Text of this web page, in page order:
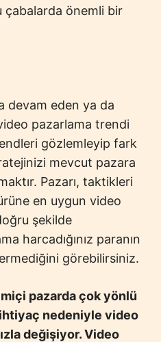
çabalarda önemli bir
devam eden ya da
pazarlama trendi
gözlemleyip fark
mevcut pazara
Pazarı, taktikleri
en uygun video
şekilde
harcadığınız paranın
görebilirsiniz.
pazarda çok yönlü
nedeniyle video
değişiyor. Video